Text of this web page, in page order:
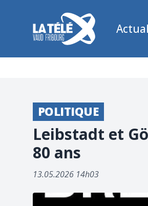
La Télé - Télévision régionale
POLITIQUE
Leibstadt et
80 ans
13.05.2026 14h03